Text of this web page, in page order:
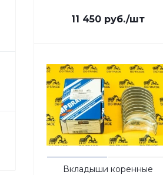
11 450руб./шт
Вкладыши коренные